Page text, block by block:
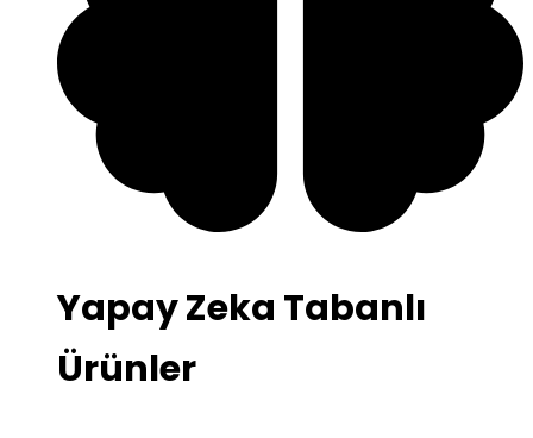
Yapay Zeka Tabanlı
Ürünler